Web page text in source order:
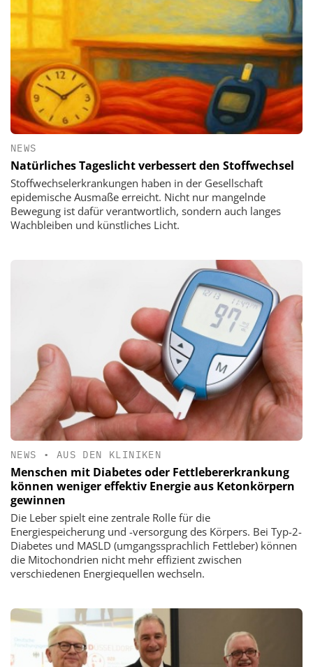
NEWS
Natürliches Tageslicht verbessert den Stoffwechsel
Stoffwechselerkrankungen haben in der Gesellschaft
epidemische Ausmaße erreicht. Nicht nur mangelnde
Bewegung ist dafür verantwortlich, sondern auch langes
Wachbleiben und künstliches Licht.
NEWS • AUS DEN KLINIKEN
Menschen mit Diabetes oder Fettlebererkrankung
können weniger effektiv Energie aus Ketonkörpern
gewinnen
Die Leber spielt eine zentrale Rolle für die
Energiespeicherung und -versorgung des Körpers. Bei Typ-2-
Diabetes und MASLD (umgangssprachlich Fettleber) können
die Mitochondrien nicht mehr effizient zwischen
verschiedenen Energiequellen wechseln.